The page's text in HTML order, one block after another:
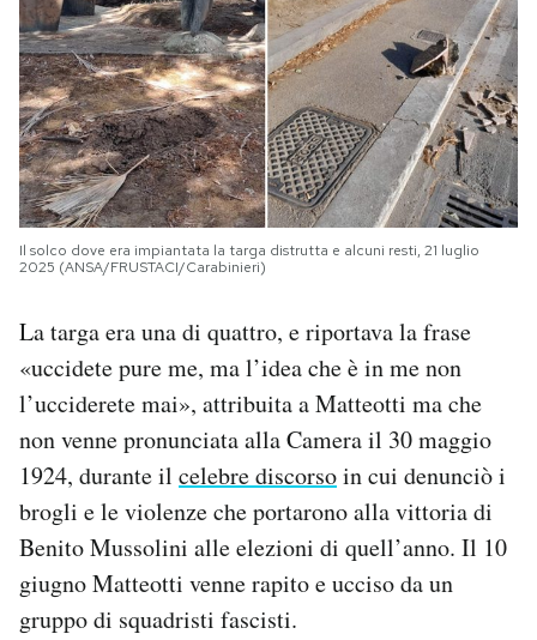
Il solco dove era impiantata la targa distrutta e alcuni resti, 21 luglio
2025 (ANSA/FRUSTACI/Carabinieri)
La targa era una di quattro, e riportava la frase
«uccidete pure me, ma l’idea che è in me non
l’ucciderete mai», attribuita a Matteotti ma che
non venne pronunciata alla Camera il 30 maggio
1924, durante il celebre discorsoin cui denunciò i
brogli e le violenze che portarono alla vittoria di
Benito Mussolini alle elezioni di quell’anno. Il 10
giugno Matteotti venne rapito e ucciso da un
gruppo di squadristi fascisti.